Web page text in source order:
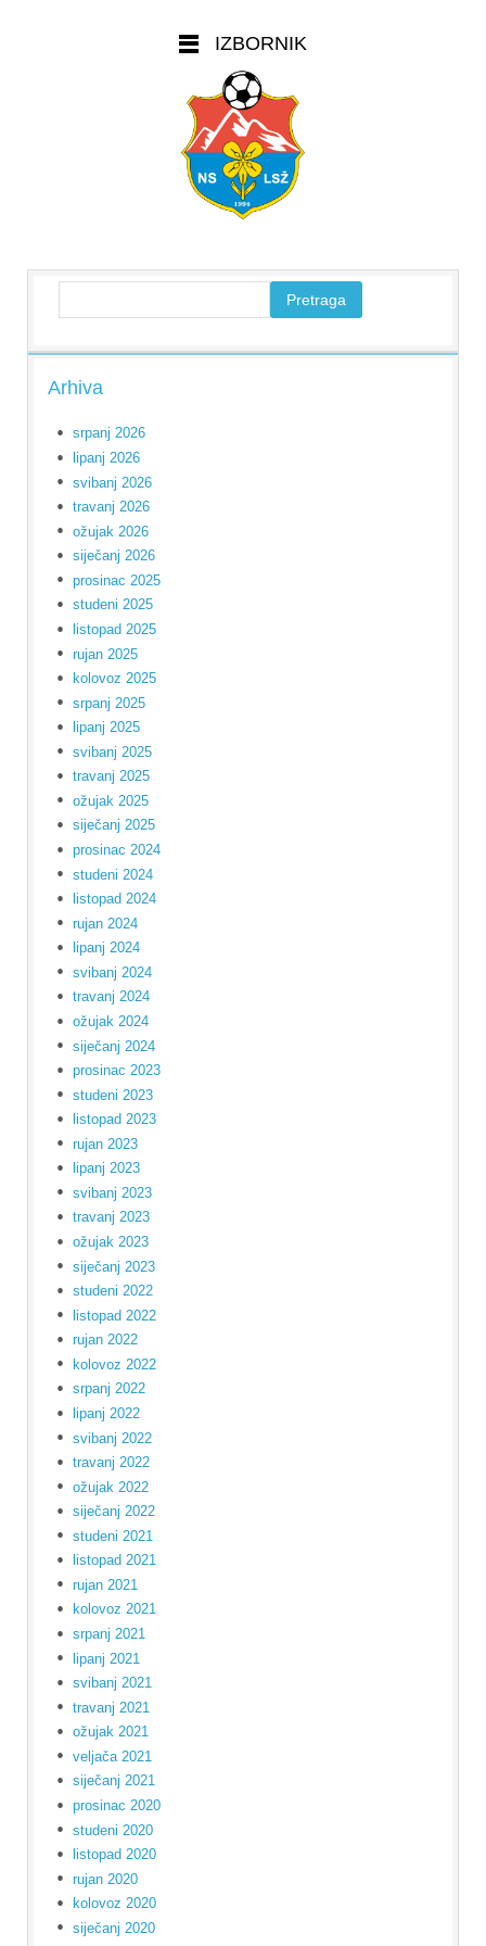
IZBORNIK
Arhiva
srpanj 2026
lipanj 2026
svibanj 2026
travanj 2026
ožujak 2026
siječanj 2026
prosinac 2025
studeni 2025
listopad 2025
rujan 2025
kolovoz 2025
srpanj 2025
lipanj 2025
svibanj 2025
travanj 2025
ožujak 2025
siječanj 2025
prosinac 2024
studeni 2024
listopad 2024
rujan 2024
lipanj 2024
svibanj 2024
travanj 2024
ožujak 2024
siječanj 2024
prosinac 2023
studeni 2023
listopad 2023
rujan 2023
lipanj 2023
svibanj 2023
travanj 2023
ožujak 2023
siječanj 2023
studeni 2022
listopad 2022
rujan 2022
kolovoz 2022
srpanj 2022
lipanj 2022
svibanj 2022
travanj 2022
ožujak 2022
siječanj 2022
studeni 2021
listopad 2021
rujan 2021
kolovoz 2021
srpanj 2021
lipanj 2021
svibanj 2021
travanj 2021
ožujak 2021
veljača 2021
siječanj 2021
prosinac 2020
studeni 2020
listopad 2020
rujan 2020
kolovoz 2020
siječanj 2020